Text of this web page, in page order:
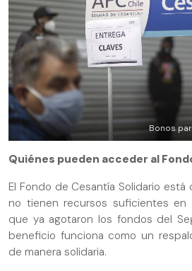
Bonos
Quiénes pueden acceder al
El Fondo de Cesantía Solidario
no tienen recursos suficientes en
que ya agotaron los fondos del
beneficio funciona como un
de manera solidaria.